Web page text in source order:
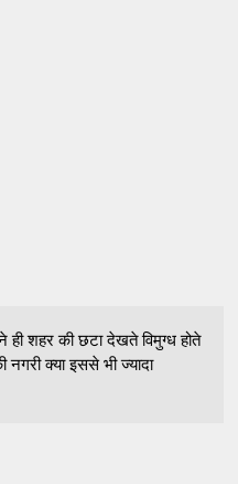
ही शहर की छटा देखते विमुग्ध होते
क्या इससे भी ज्यादा